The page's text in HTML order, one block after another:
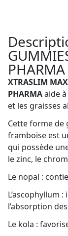
PHARMA
XTRASLIM
PHARMAaide
et les graisses
Cette forme de
framboise est
qui possède
le zinc, le
Le nopal :
L’ascophyllum
l’absorption
Le kola :